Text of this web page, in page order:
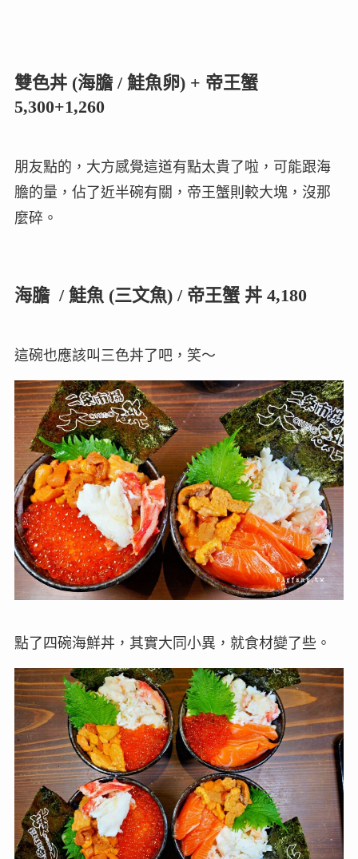
雙色丼 (海膽 / 鮭魚卵) + 帝王蟹
5,300+1,260
朋友點的，大方感覺這道有點太貴了啦，可能跟海
膽的量，佔了近半碗有關，帝王蟹則較大塊，沒那
麼碎。
海膽 / 鮭魚 (三文魚) / 帝王蟹 丼 4,180
這碗也應該叫三色丼了吧，笑～
點了四碗海鮮丼，其實大同小異，就食材變了些。